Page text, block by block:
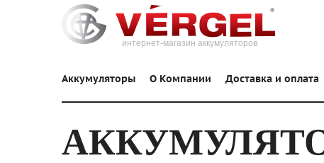
интернет-магазин аккумуляторов
Аккумуляторы О Компании Доставка и оплата